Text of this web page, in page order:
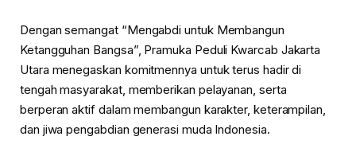
Dengan semangat “Mengabdi untuk Membangun
Ketangguhan Bangsa”, Pramuka Peduli Kwarcab Jakarta
Utara menegaskan komitmennya untuk terus hadir di
tengah masyarakat, memberikan pelayanan, serta
berperan aktif dalam membangun karakter, keterampilan,
dan jiwa pengabdian generasi muda Indonesia.